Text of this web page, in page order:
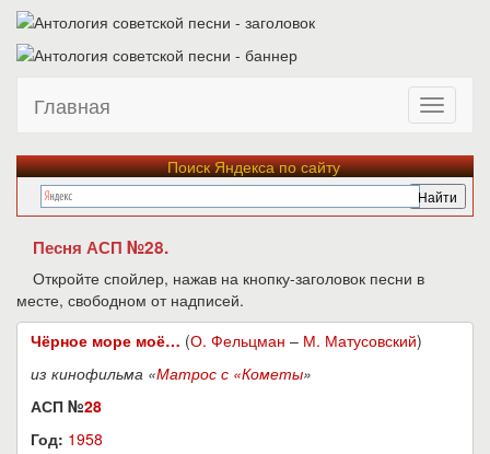
Главная
Поиск Яндекса по сайту
Песня АСП №28.
Откройте спойлер, нажав на кнопку-заголовок песни в
месте, свободном от надписей.
Чёрное море моё… (О. Фельцман – М. Матусовский)
из кинофильма «Матрос с «Кометы»
АСП №28
Год: 1958